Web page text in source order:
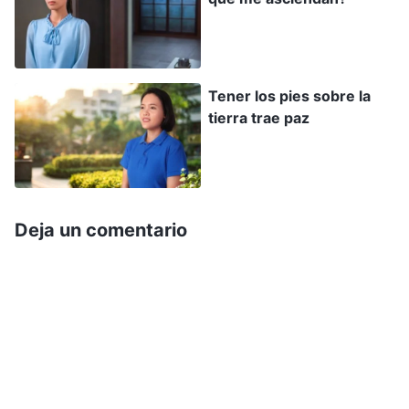
superen, y que obtengan reconocimiento
mientras ellas mismas son abandonadas. Esto
lleva a que ataquen y excluyan a los demás.
¿Acaso no están celosas de las personas más
capaces que ellas? ¿No es egoísta y
despreciable este comportamiento? ¿Qué tipo
de carácter es este? ¡Es malicioso! Pensar solo
propios, sin mostrar consideración por los
Tener los pies sobre la
tierra trae paz
Deja un comentario